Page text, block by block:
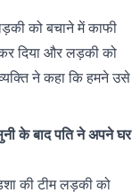
को बचाने में काफी
दिया और लड़की को
ने कहा कि हमने उसे
के बाद पति ने अपने घर
की टीम लड़की को